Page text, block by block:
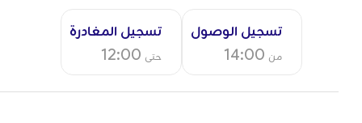
تسجيل الوصول
من
تسجيل المغادرة
حتى